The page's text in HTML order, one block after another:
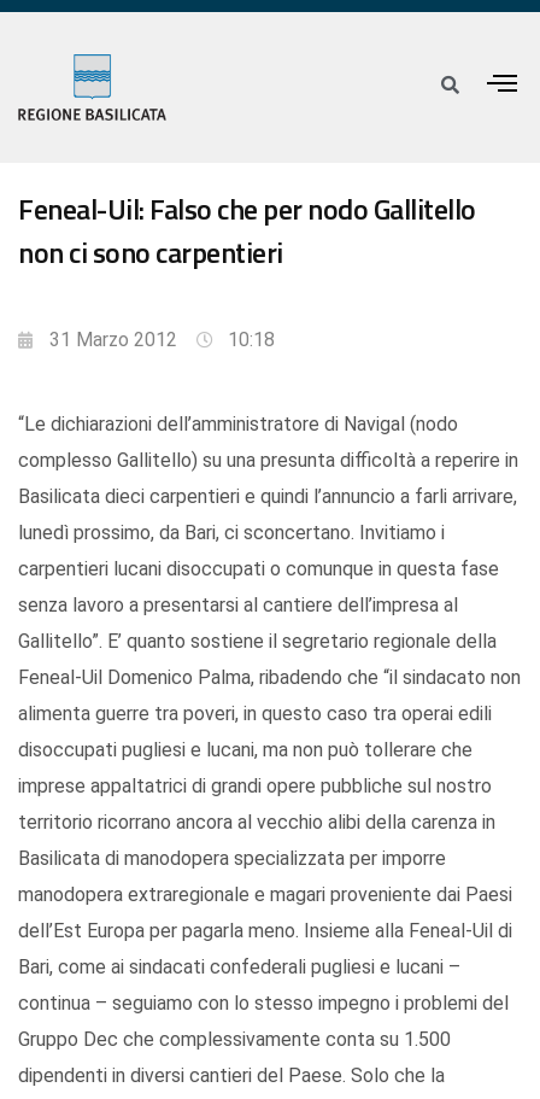
Feneal-Uil: Falso che per nodo Gallitello
non ci sono carpentieri
31 Marzo 2012 10:18
“Le dichiarazioni dell’amministratore di Navigal (nodo
complesso Gallitello) su una presunta difficoltà a reperire in
Basilicata dieci carpentieri e quindi l’annuncio a farli arrivare,
lunedì prossimo, da Bari, ci sconcertano. Invitiamo i
carpentieri lucani disoccupati o comunque in questa fase
senza lavoro a presentarsi al cantiere dell’impresa al
Gallitello”. E’ quanto sostiene il segretario regionale della
Feneal-Uil Domenico Palma, ribadendo che “il sindacato non
alimenta guerre tra poveri, in questo caso tra operai edili
disoccupati pugliesi e lucani, ma non può tollerare che
imprese appaltatrici di grandi opere pubbliche sul nostro
territorio ricorrano ancora al vecchio alibi della carenza in
Basilicata di manodopera specializzata per imporre
manodopera extraregionale e magari proveniente dai Paesi
dell’Est Europa per pagarla meno. Insieme alla Feneal-Uil di
Bari, come ai sindacati confederali pugliesi e lucani –
continua – seguiamo con lo stesso impegno i problemi del
Gruppo Dec che complessivamente conta su 1.500
dipendenti in diversi cantieri del Paese. Solo che la